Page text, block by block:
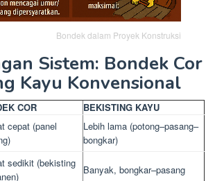
Bondek dalam Proyek Konstruksi
Sistem: Bondek Cor
Kayu Konvensional
COR
BEKISTING KAYU
cepat (panel
Lebih lama (potong–pasang–
bongkar)
sedikit (bekisting
Banyak, bongkar–pasang